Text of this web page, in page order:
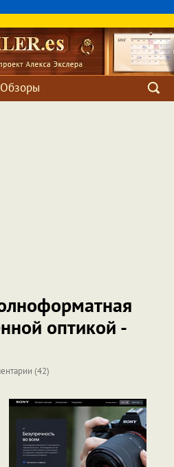
Обзоры
оптикой -
(42)